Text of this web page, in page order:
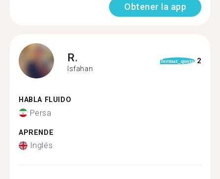
Obtener la app
R.
Isfahan
format_quote 2
HABLA FLUIDO
Persa
APRENDE
Inglés